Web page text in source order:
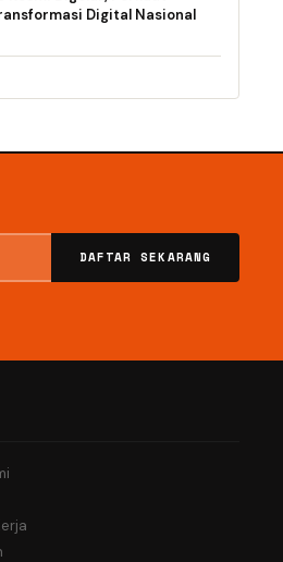
Digital Nasional
DAFTAR SEKARANG